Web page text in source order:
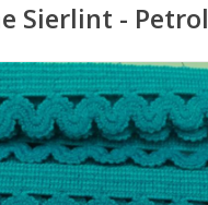
Sierlint - Petrol